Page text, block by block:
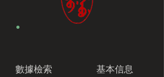
數據檢索 基本信息